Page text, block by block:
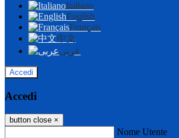
Italiano
English
Français
中文
عربى
Accedi
Accedi
button close ×
Nome Utente